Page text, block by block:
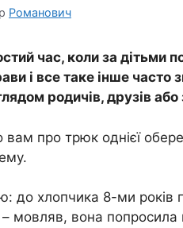
Романович
час, коли за дітьми
і все таке інше
родичів, друзів
вам про трюк однієї
до хлопчика 8-ми років
мовляв, вона попросила